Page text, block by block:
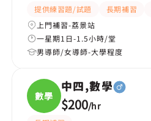
提供練習題/試題 長期補習
上門補習-荔景站
一星期1日-1.5小時/堂
男導師/女導師-大學程度
數學
中四,數學
$200/hr